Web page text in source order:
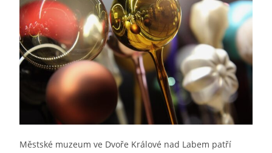
Městské muzeum ve Dvoře Králové nad Labem patří